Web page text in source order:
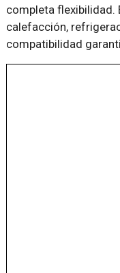
completa flexibilidad.
calefacción,
compatibilidad